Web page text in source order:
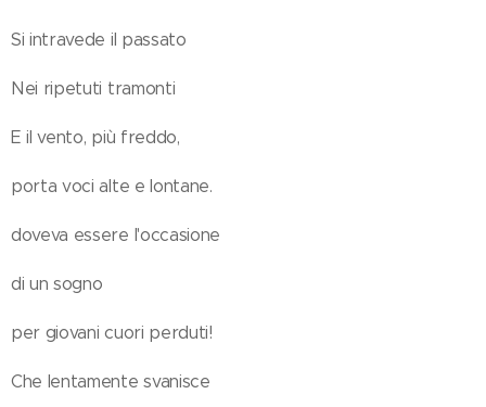
Si intravede il passato
Nei ripetuti tramonti
E il vento, più freddo,
porta voci alte e lontane.
doveva essere l'occasione
di un sogno
per giovani cuori perduti!
Che lentamente svanisce